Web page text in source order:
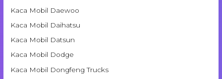
Kaca Mobil Daewoo
Kaca Mobil Daihatsu
Kaca Mobil Datsun
Kaca Mobil Dodge
Kaca Mobil Dongfeng Trucks